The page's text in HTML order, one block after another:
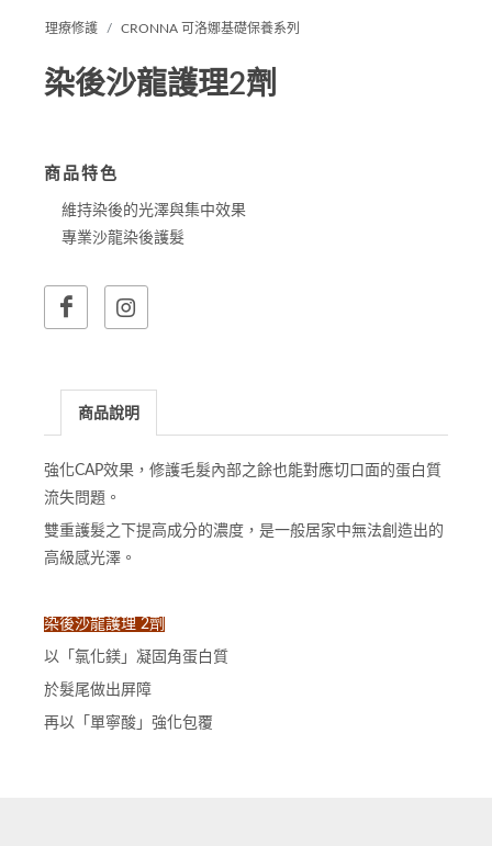
理療修護 CRONNA 可洛娜基礎保養系列
染後沙龍護理2劑
商品特色
維持染後的光澤與集中效果
專業沙龍染後護髮
商品說明
強化CAP效果，修護毛髮內部之餘也能對應切口面的蛋白質
流失問題。
雙重護髮之下提高成分的濃度，是一般居家中無法創造出的
高級感光澤。
染後沙龍護理 2劑
以「氯化鎂」凝固角蛋白質
於髮尾做出屏障
再以「單寧酸」強化包覆